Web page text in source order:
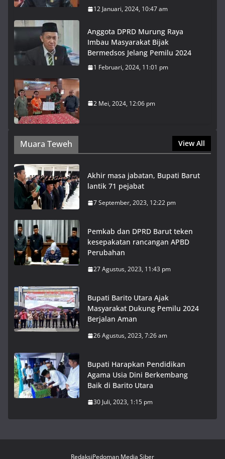
12 Januari, 2024, 10:47 am
Anggota DPRD Murung Raya
Imbau Masyarakat Bijak
Bermedsos Jelang Pemilu 2024
1 Februari, 2024, 11:01 pm
2 Mei, 2024, 12:06 pm
Muara Teweh View All
Akhir masa jabatan, Bupati Barut
lantik 71 pejabat
7 September, 2023, 12:22 pm
Pemkab dan DPRD Barut teken
kesepakatan rancangan APBD
Perubahan
27 Agustus, 2023, 11:43 pm
Bupati Barito Utara Ajak
Masyarakat Dukung Pemilu 2024
Berjalan Aman
26 Agustus, 2023, 7:26 am
Bupati Harapkan Pendidikan
Agama Usia Dini Berkembang
Baik di Barito Utara
30 Juli, 2023, 1:15 pm
RedaksiPedoman Media Siber